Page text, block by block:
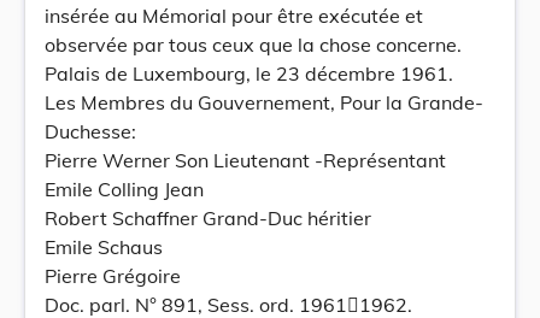
insérée au Mémorial pour être exécutée et
observée par tous ceux que la chose concerne.
Palais de Luxembourg, le 23 décembre 1961.
Les Membres du Gouvernement, Pour la Grande-
Duchesse:
Pierre Werner Son Lieutenant -Représentant
Emile Colling Jean
Robert Schaffner Grand-Duc héritier
Emile Schaus
Pierre Grégoire
Doc. parl. N° 891, Sess. ord. 19611962.